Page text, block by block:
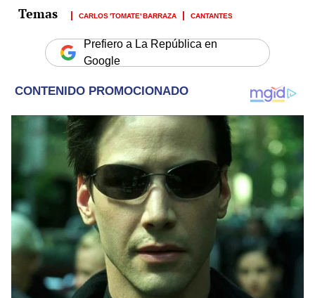
CARLOS 'TOMATE' BARRAZA CANTANTES
Prefiero a La República en
Google